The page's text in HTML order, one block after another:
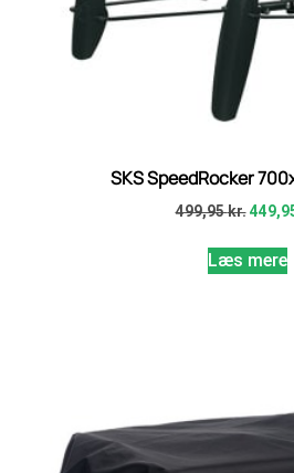
SKS SpeedRocker
499,95kr.
Læs mere